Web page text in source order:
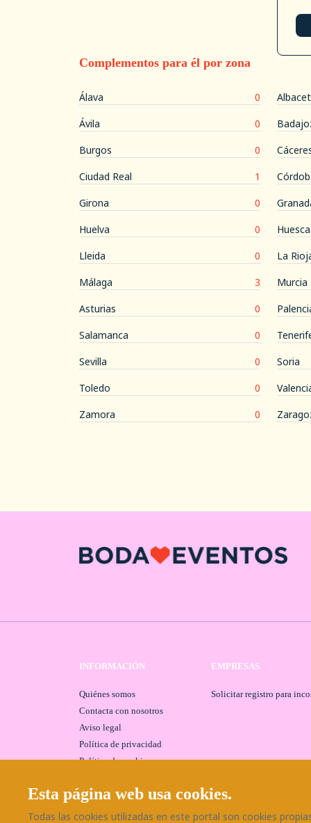
Complementos para él por zona
Álava 0
Ávila
0
Burgos
0
Ciudad Real
1
Girona
0
Huelva
0
Huesca
Lleida
0
La
Málaga
3
Murcia
Asturias
0
Salamanca
0
Sevilla
0
Soria
Toledo
0
Zamora
0
INFORMACIÓN
Quiénes somos
Contacta con nosotros
Aviso legal
Política de privacidad
Política de cookies
EMPRESAS
Solicitar registro para
Esta página web usa cookies.
Todas las cookies utilizadas en este portal son cookies